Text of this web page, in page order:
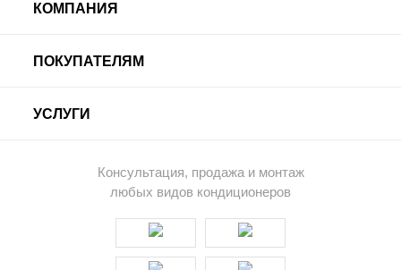
КОМПАНИЯ
ПОКУПАТЕЛЯМ
УСЛУГИ
Консультация, продажа и монтаж
любых видов кондиционеров